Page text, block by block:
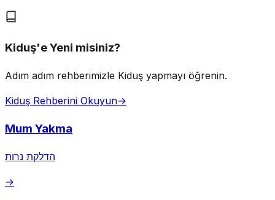
Kiduş'e Yeni misiniz?
Adım adım rehberimizle Kiduş yapmayı öğrenin.
Kiduş Rehberini Okuyun→
Mum Yakma
הדלקת נרות
→